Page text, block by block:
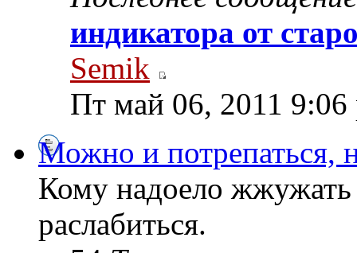
индикатора от
Semik
Пт май 06, 2011 9:06
Можно и потрепаться,
Кому надоело
раслабиться.